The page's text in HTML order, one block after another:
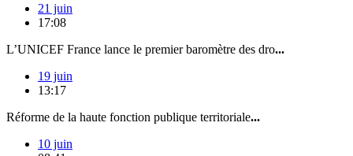
21 juin
17:08
L’UNICEF France lance le premier baromètre des dro...
19 juin
13:17
Réforme de la haute fonction publique territoriale...
10 juin